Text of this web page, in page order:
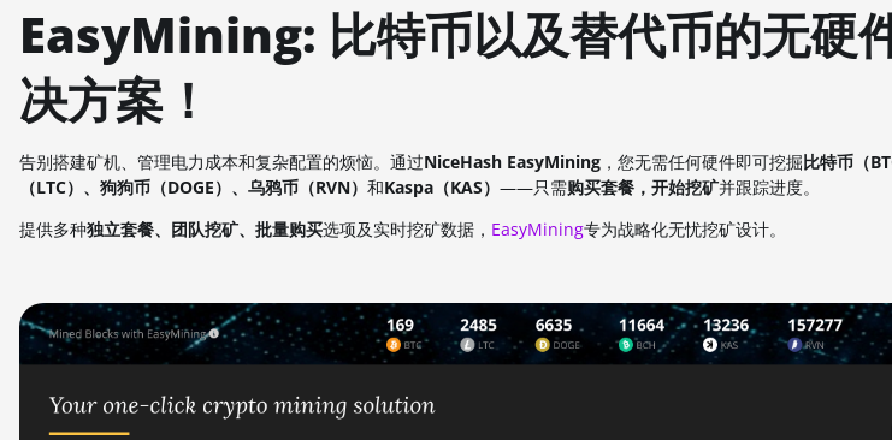
EasyMining: 比特币以及替代币的无硬
决方案！
告别搭建矿机、管理电力成本和复杂配置的烦恼。通过NiceHash EasyMining ，您无需任何硬件即可挖掘比特币（
（LTC）、狗狗币（DOGE）、乌鸦币（RVN） 和Kaspa（KAS） ——只需购买套餐，开始挖矿并跟踪进度。
提供多种独立套餐、团队挖矿、批量购买选项及实时挖矿数据， EasyMining专为战略化无忧挖矿设计。